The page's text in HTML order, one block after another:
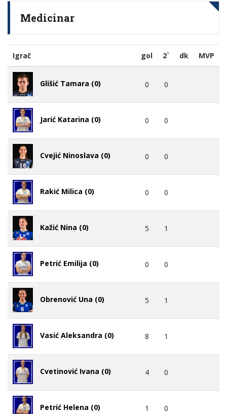
Medicinar
Igrač gol 2` dk MVP
Glišić Tamara (0) 0 0
Jarić Katarina (0) 0 0
Cvejić Ninoslava (0) 0 0
Rakić Milica (0) 0 0
Kažić Nina (0) 5 1
Petrić Emilija (0) 0 0
Obrenović Una (0) 5 1
Vasić Aleksandra (0) 8 1
Cvetinović Ivana (0) 4 0
Petrić Helena (0) 1 0